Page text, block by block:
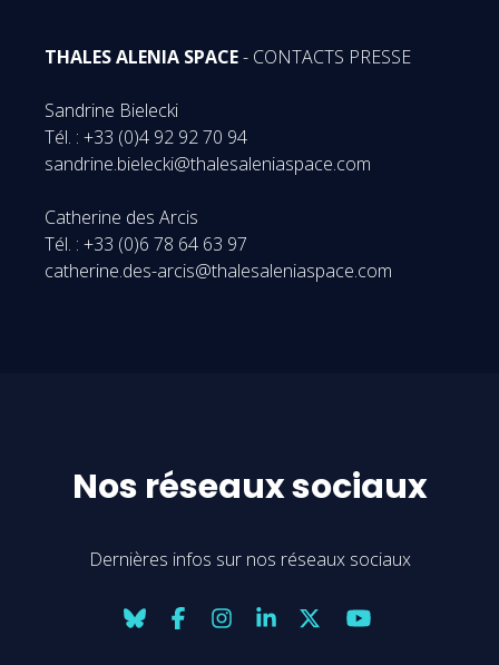
THALES ALENIA SPACE- CONTACTS PRESSE
Sandrine Bielecki
Tél. : +33 (0)4 92 92 70 94
sandrine.bielecki@thalesaleniaspace.com
Catherine des Arcis
Tél. : +33 (0)6 78 64 63 97
catherine.des-arcis@thalesaleniaspace.com
Nos réseaux sociaux
Dernières infos sur nos réseaux sociaux